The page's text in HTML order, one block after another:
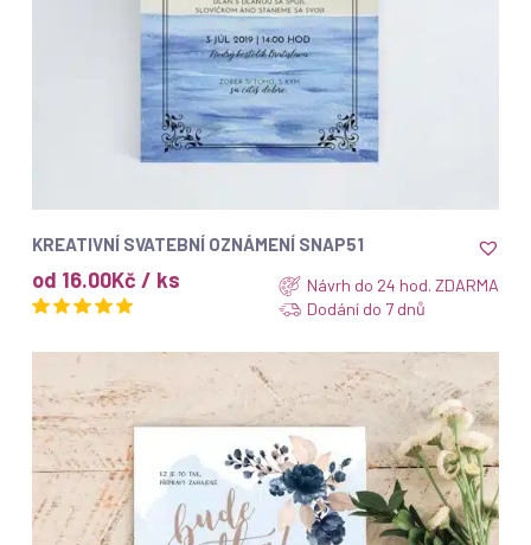
ZOBRAZIT
KREATIVNÍ SVATEBNÍ OZNÁMENÍ SNAP51
od 16.00Kč / ks
Návrh do 24 hod. ZDARMA
Dodání do 7 dnů